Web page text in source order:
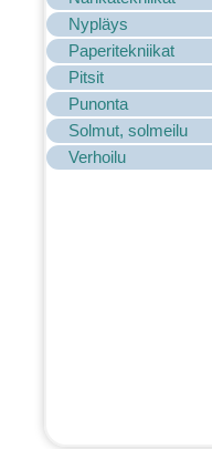
Nypläys
Paperitekniikat
Pitsit
Punonta
Solmut, solmeilu
Verhoilu